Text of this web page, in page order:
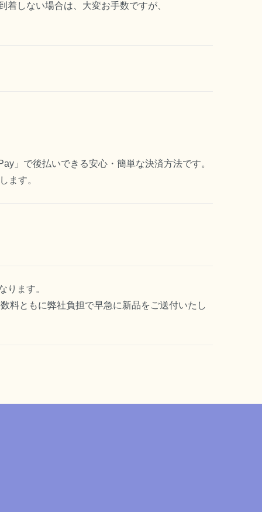
しない場合は、大変お手数ですが、
」で後払いできる安心・簡単な決済方法です。
ます。
ります。
料ともに弊社負担で早急に新品をご送付いたし